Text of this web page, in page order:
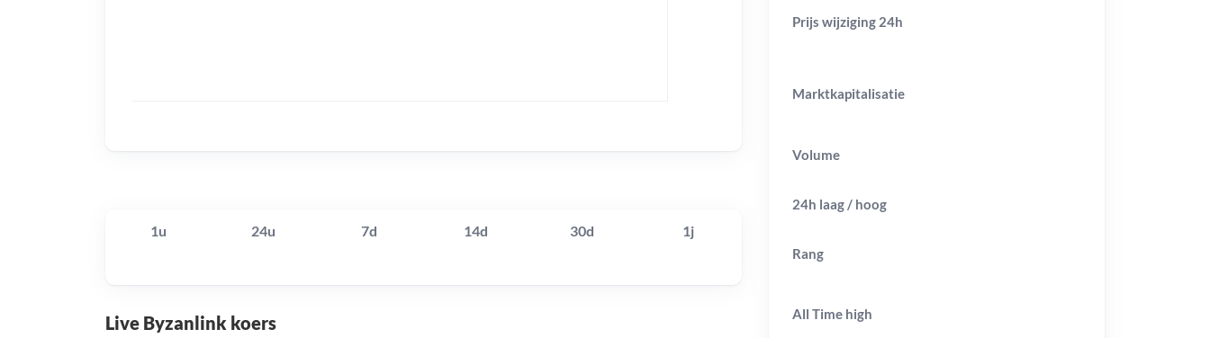
1u 24u 7d 14d 30d 1j
Live Byzanlink koers
Prijs wijziging 24h
Marktkapitalisatie
Volume
24h laag / hoog
Rang
All Time high